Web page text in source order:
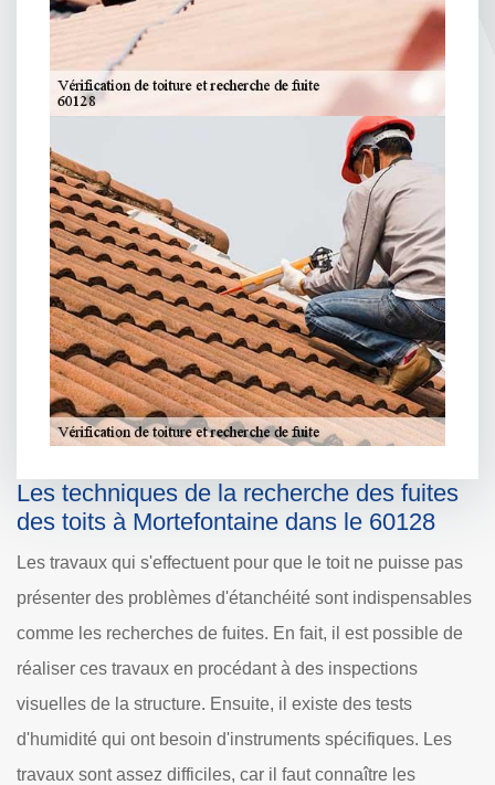
Les techniques de la recherche des fuites
des toits à Mortefontaine dans le 60128
Les travaux qui s'effectuent pour que le toit ne puisse pas
présenter des problèmes d'étanchéité sont indispensables
comme les recherches de fuites. En fait, il est possible de
réaliser ces travaux en procédant à des inspections
visuelles de la structure. Ensuite, il existe des tests
d'humidité qui ont besoin d'instruments spécifiques. Les
travaux sont assez difficiles, car il faut connaître les